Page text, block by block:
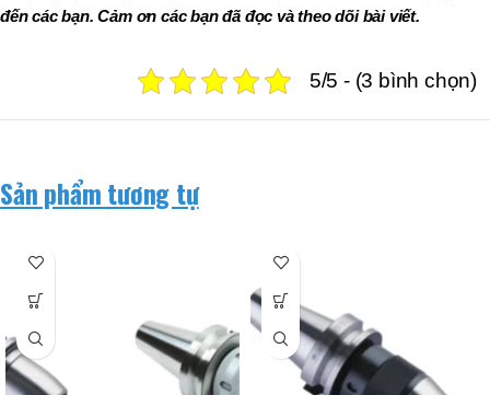
đến các bạn. Cảm ơn các bạn đã đọc và theo dõi bài viết.
5/5 - (3 bình chọn)
Sản phẩm tương tự